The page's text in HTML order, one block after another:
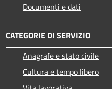
Documenti e dati
CATEGORIE DI SERVIZIO
Anagrafe e stato civile
Cultura e tempo libero